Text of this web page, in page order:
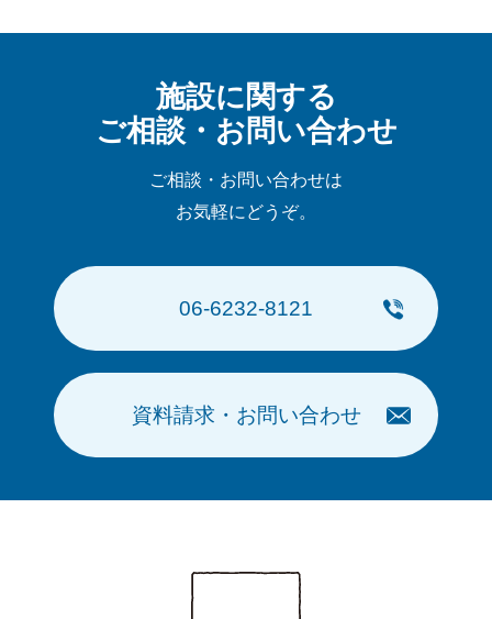
ブ
施設に関する
ご相談・お問い合わせ
ご相談・お問い合わせは
お気軽にどうぞ。
06-6232-8121
資料請求・お問い合わせ